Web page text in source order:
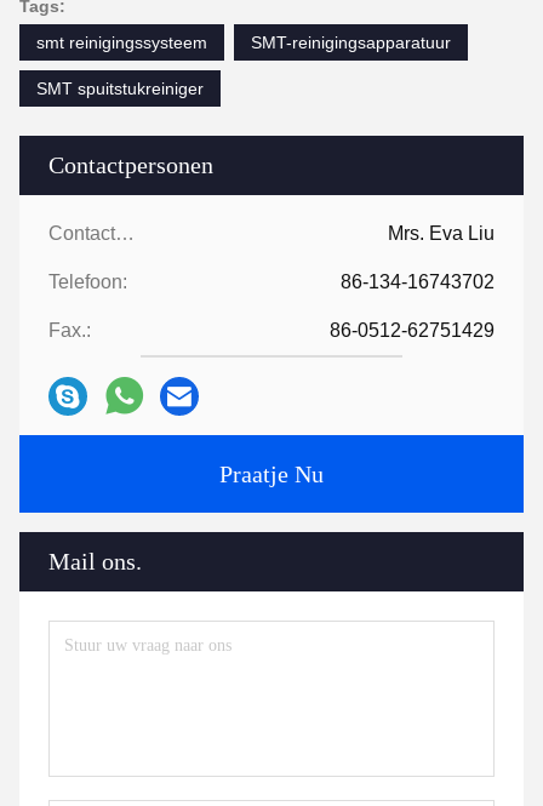
Contactpersonen
Contactpersonen: Mrs. Eva Liu
Telefoon: 86-134-16743702
Fax.: 86-0512-62751429
Praatje Nu
Mail ons.
Tags:
smt reinigingssysteem
SMT-reinigingsapparatuur
SMT spuitstukreiniger